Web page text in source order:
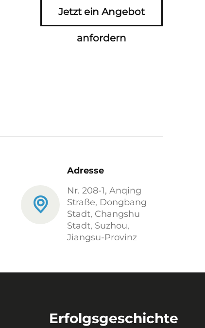
Jetzt ein Angebot
anfordern
Adresse
Nr. 208-1, Anqing
Straße, Dongbang
Stadt, Changshu
Stadt, Suzhou,
Jiangsu-Provinz
Erfolgsgeschichte